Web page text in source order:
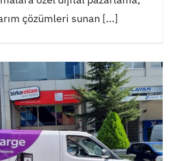
çözümleri sunan [...]